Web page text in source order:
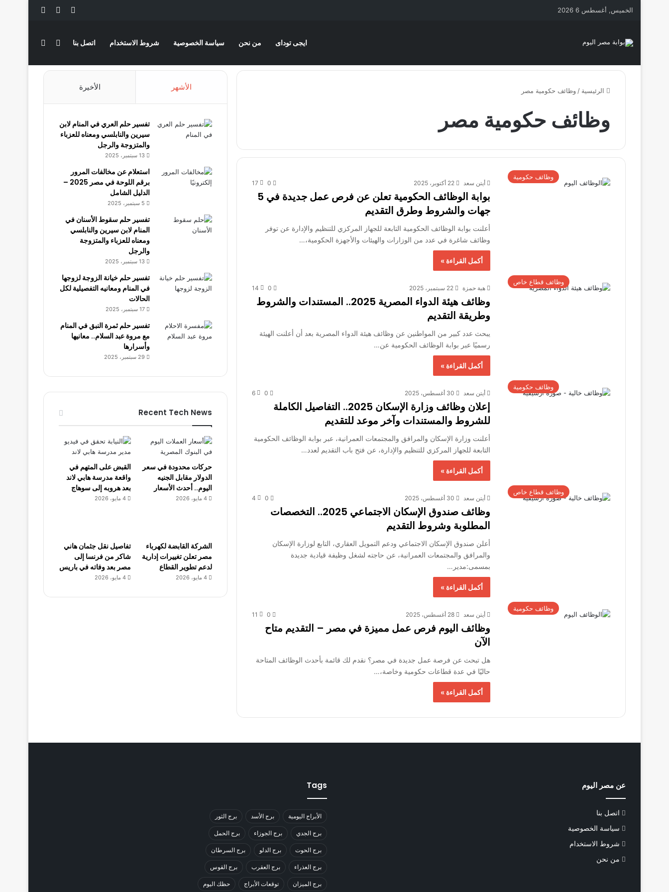
الخميس, أغسطس 6 2026 فيسبوك
ايجى توداى من نحن سياسة الخصوصية شروط الاستخدام اتصل بنا الوضع المظلم
الرئيسية / وظائف حكومية مصر
وظائف حكومية مصر
وظائف حكومية
أيتن سعد 22 أكتوبر، 2025 0
17
بوابة الوظائف الحكومية تعلن عن فرص عمل جديدة في 5
جهات والشروط وطرق التقديم
أعلنت بوابة الوظائف الحكومية التابعة للجهاز المركزي للتنظيم والإدارة عن توفر
وظائف شاغرة في عدد من الوزارات والهيئات والأجهزة الحكومية،…
أكمل القراءة »
وظائف قطاع خاص
هبة حمزة 22 سبتمبر، 2025 0
14
وظائف هيئة الدواء المصرية 2025.. المستندات والشروط
وطريقة التقديم
يبحث عدد كبير من المواطنين عن وظائف هيئة الدواء المصرية بعد أن أعلنت الهيئة
رسميًا عبر بوابة الوظائف الحكومية عن…
أكمل القراءة »
وظائف حكومية
أيتن سعد 30 أغسطس، 2025 0
6
إعلان وظائف وزارة الإسكان 2025.. التفاصيل الكاملة
للشروط والمستندات وآخر موعد للتقديم
أعلنت وزارة الإسكان والمرافق والمجتمعات العمرانية، عبر بوابة الوظائف الحكومية
التابعة للجهاز المركزي للتنظيم والإدارة، عن فتح باب التقديم لعدد…
أكمل القراءة »
وظائف قطاع خاص
أيتن سعد 30 أغسطس، 2025 0
4
وظائف صندوق الإسكان الاجتماعي 2025.. التخصصات
المطلوبة وشروط التقديم
أعلن صندوق الإسكان الاجتماعي ودعم التمويل العقاري، التابع لوزارة الإسكان
والمرافق والمجتمعات العمرانية، عن حاجته لشغل وظيفة قيادية جديدة
بمسمى:مدير…
أكمل القراءة »
وظائف حكومية
أيتن سعد 28 أغسطس، 2025 0
11
وظائف اليوم فرص عمل مميزة في مصر – التقديم متاح
الآن
هل تبحث عن فرصة عمل جديدة في مصر؟ نقدم لك قائمة بأحدث الوظائف المتاحة
حاليًا في عدة قطاعات حكومية وخاصة،…
أكمل القراءة »
الأشهر الأخيرة
تفسير حلم العري في المنام لابن
سيرين والنابلسي ومعناه للعزباء
والمتزوجة والرجل
13 سبتمبر، 2025
استعلام عن مخالفات المرور
برقم اللوحة في مصر 2025 –
الدليل الشامل
5 سبتمبر، 2025
تفسير حلم سقوط الأسنان في
المنام لابن سيرين والنابلسي
ومعناه للعزباء والمتزوجة
والرجل
13 سبتمبر، 2025
تفسير حلم خيانة الزوجة لزوجها
في المنام ومعانيه التفصيلية لكل
الحالات
17 سبتمبر، 2025
تفسير حلم ثمرة النبق في المنام
مع مروة عبد السلام.. معانيها
وأسرارها
29 سبتمبر، 2025
Recent Tech News
حركات محدودة في سعر
الدولار مقابل الجنيه
اليوم.. أحدث الأسعار
4 مايو، 2026
القبض على المتهم في
واقعة مدرسة هابي لاند
بعد هروبه إلى سوهاج
4 مايو، 2026
الشركة القابضة لكهرباء
مصر تعلن تغييرات إدارية
لدعم تطوير القطاع
4 مايو، 2026
تفاصيل نقل جثمان هاني
شاكر من فرنسا إلى
مصر بعد وفاته في باريس
4 مايو، 2026
عن مصر اليوم
اتصل بنا
سياسة الخصوصية
شروط الاستخدام
من نحن
Tags
الأبراج اليومية برج الأسد برج الثور
برج الجدي برج الجوزاء برج الحمل
برج الحوت برج الدلو برج السرطان
برج العذراء برج العقرب برج القوس
برج الميزان توقعات الأبراج حظك اليوم